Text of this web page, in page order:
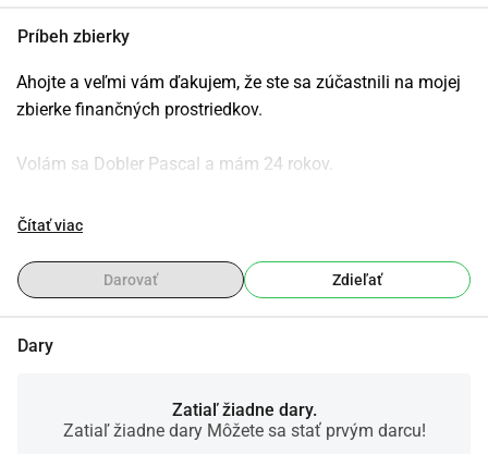
Príbeh zbierky
Ahojte a veľmi vám ďakujem, že ste sa zúčastnili na mojej
zbierke finančných prostriedkov.
Volám sa Dobler Pascal a mám 24 rokov.
Pôvodne som nemal v pláne hľadať pomoc týmto
Avšak môj počítač bohužiaľ po 10 rokoch ukončil svoju
činnosť.
Teraz je pre mňa nevyhnutná vaša podpora, aby som si
Prečo je to tak dôležité?
Čítať viac
Darovať Zdieľať
Dary
Zatiaľ žiadne dary.
Zatiaľ žiadne dary Môžete sa stať prvým darcu!